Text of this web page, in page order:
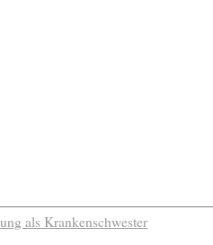
als Krankenschwester